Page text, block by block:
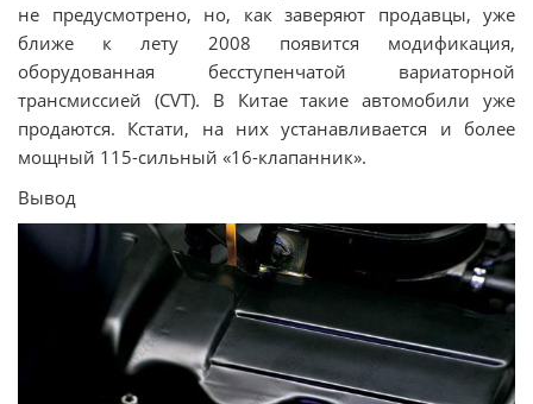
не предусмотрено, но, как заверяют продавцы, уже
ближе к лету 2008 появится модификация,
оборудованная бесступенчатой вариаторной
трансмиссией (CVT). В Китае такие автомобили уже
продаются. Кстати, на них устанавливается и более
мощный 115-сильный «16-клапанник».
Вывод